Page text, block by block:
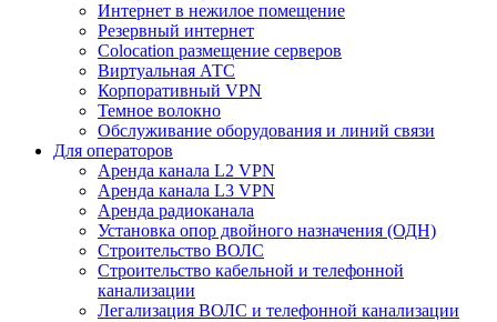
Интернет в нежилое помещение
Резервный интернет
Colocation размещение серверов
Виртуальная АТС
Корпоративный VPN
Темное волокно
Обслуживание оборудования и линий связи
Для операторов
Аренда канала L2 VPN
Аренда канала L3 VPN
Аренда радиоканала
Установка опор двойного назначения (ОДН)
Строительство ВОЛС
Строительство кабельной и телефонной
канализации
Легализация ВОЛС и телефонной канализации